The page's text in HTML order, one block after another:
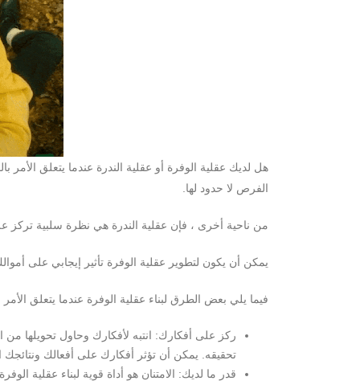
هل لديك عقلية الوفرة أو عقلية الندرة عندما يتعلق الأمر
الفرص لا حدود لها.
من ناحية أخرى ، فإن عقلية الندرة هي نظرة سلبية تركز
يمكن أن يكون لتطوير عقلية الوفرة تأثير إيجابي على
فيما يلي بعض الطرق لبناء عقلية الوفرة عندما يتعلق الأمر
ركز على أفكارك: انتبه لأفكارك وحاول تحويلها من
تحقيقه. يمكن أن تؤثر أفكارك على أفعالك ونتائجك
قدر ما لديك: الامتنان هو أداة قوية لبناء عقلية